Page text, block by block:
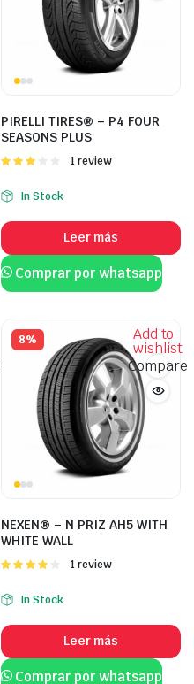
PIRELLI TIRES® – P4 FOUR
SEASONS PLUS
Valorado
3.00
de 5
1 review
In Stock
Leer más
Comprar por whatsapp
8% Add to
wishlist
Compare
NEXEN® – N PRIZ AH5 WITH
WHITE WALL
Valorado
de 5
1 review
In Stock
Leer más
Comprar por whatsapp